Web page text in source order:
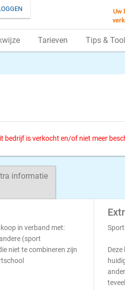
bedrijf is verkocht en/of niet meer
informatie
in verband met:
(sport
niet te combineren zijn
Uw
Tarieven Tips &